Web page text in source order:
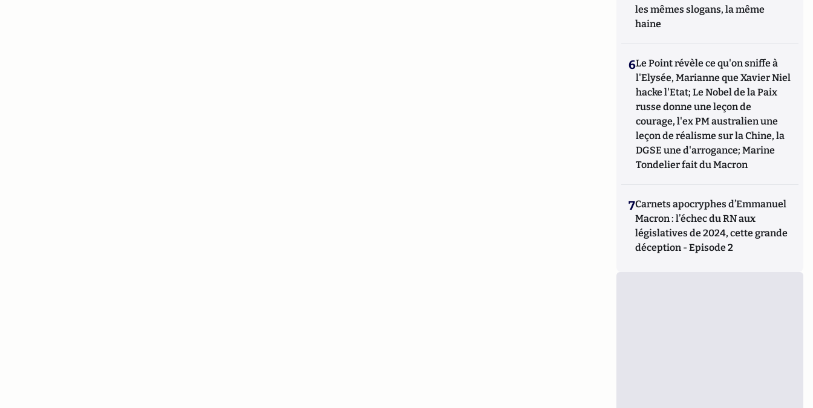
les mêmes slogans, la même
haine
6Le Point révèle ce qu'on sniffe à
l'Elysée, Marianne que Xavier Niel
hacke l'Etat; Le Nobel de la Paix
russe donne une leçon de
courage, l'ex PM australien une
leçon de réalisme sur la Chine, la
DGSE une d'arrogance; Marine
Tondelier fait du Macron
7Carnets apocryphes d’Emmanuel
Macron : l’échec du RN aux
législatives de 2024, cette grande
déception - Episode 2